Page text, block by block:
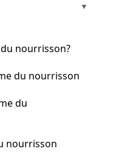
nourrisson?
du nourrisson
du
nourrisson